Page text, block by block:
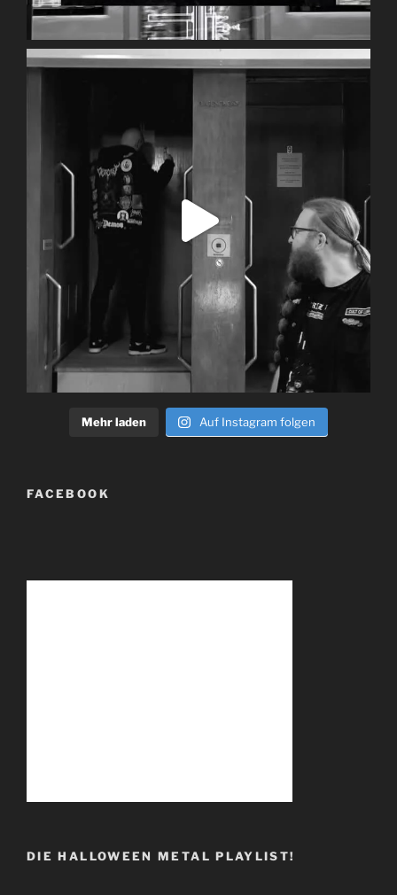
Mehr laden Auf Instagram folgen
FACEBOOK
DIE HALLOWEEN METAL PLAYLIST!